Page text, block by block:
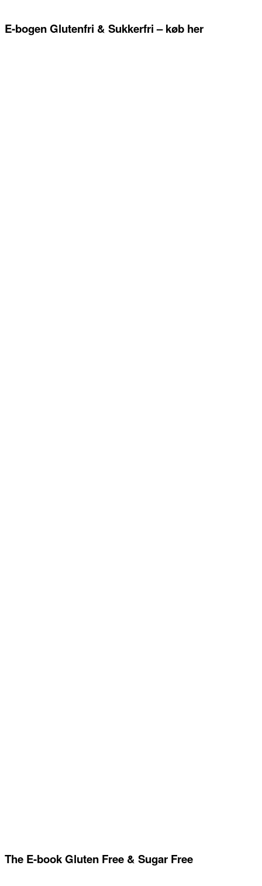
E-bogen Glutenfri & Sukkerfri – køb her
The E-book Gluten Free & Sugar Free